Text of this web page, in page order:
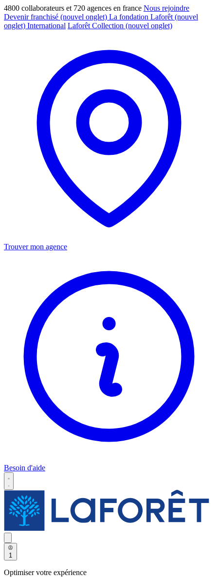
4800 collaborateurs et 720 agences en france Nous rejoindre
Devenir franchisé (nouvel onglet) La fondation Laforêt (nouvel
onglet) International Laforêt Collection (nouvel onglet)
Trouver mon agence
Besoin d'aide
1
Optimiser votre expérience